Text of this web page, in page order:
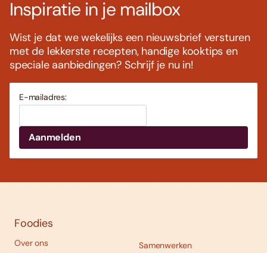
Inspiratie in je mailbox
Wist je dat we wekelijks een nieuwsbrief versturen
met de lekkerste recepten, handige kooktips en
speciale aanbiedingen? Schrijf je nu in!
E-mailadres:
Foodies
Over ons
Samenwerken